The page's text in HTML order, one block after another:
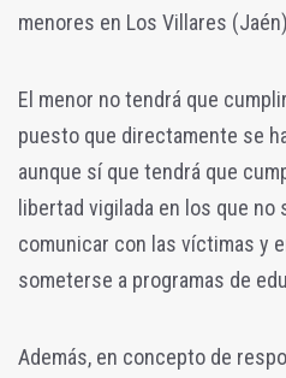
menores en Los Villares
El menor no tendrá que
puesto que directamente se
aunque sí que tendrá que
libertad vigilada en los que no
comunicar con las víctimas y
someterse a programas de
Además, en concepto de